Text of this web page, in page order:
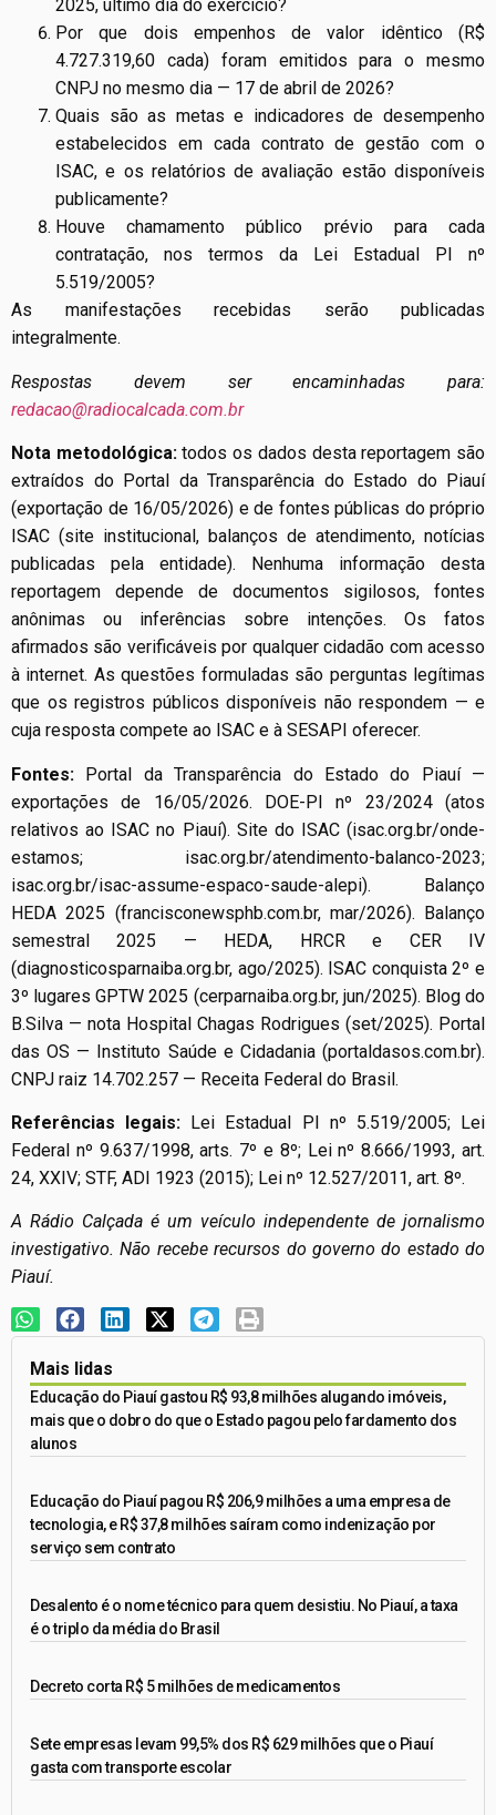
2025, último dia do exercício?
Por que dois empenhos de valor idêntico (R$
4.727.319,60 cada) foram emitidos para o mesmo
CNPJ no mesmo dia — 17 de abril de 2026?
Quais são as metas e indicadores de desempenho
estabelecidos em cada contrato de gestão com o
ISAC, e os relatórios de avaliação estão disponíveis
publicamente?
Houve chamamento público prévio para cada
contratação, nos termos da Lei Estadual PI nº
5.519/2005?
As manifestações recebidas serão publicadas
integralmente.
Respostas devem ser encaminhadas para:
redacao@radiocalcada.com.br
Nota metodológica:todos os dados desta reportagem são
extraídos do Portal da Transparência do Estado do Piauí
(exportação de 16/05/2026) e de fontes públicas do próprio
ISAC (site institucional, balanços de atendimento, notícias
publicadas pela entidade). Nenhuma informação desta
reportagem depende de documentos sigilosos, fontes
anônimas ou inferências sobre intenções. Os fatos
afirmados são verificáveis por qualquer cidadão com acesso
à internet. As questões formuladas são perguntas legítimas
que os registros públicos disponíveis não respondem — e
cuja resposta compete ao ISAC e à SESAPI oferecer.
Fontes: Portal da Transparência do Estado do Piauí —
exportações de 16/05/2026. DOE-PI nº 23/2024 (atos
relativos ao ISAC no Piauí). Site do ISAC (isac.org.br/onde-
estamos; isac.org.br/atendimento-balanco-2023;
isac.org.br/isac-assume-espaco-saude-alepi). Balanço
HEDA 2025 (francisconewsphb.com.br, mar/2026). Balanço
semestral 2025 — HEDA, HRCR e CER IV
(diagnosticosparnaiba.org.br, ago/2025). ISAC conquista 2º e
3º lugares GPTW 2025 (cerparnaiba.org.br, jun/2025). Blog do
B.Silva — nota Hospital Chagas Rodrigues (set/2025). Portal
das OS — Instituto Saúde e Cidadania (portaldasos.com.br).
CNPJ raiz 14.702.257 — Receita Federal do Brasil.
Referências legais: Lei Estadual PI nº 5.519/2005; Lei
Federal nº 9.637/1998, arts. 7º e 8º; Lei nº 8.666/1993, art.
24, XXIV; STF, ADI 1923 (2015); Lei nº 12.527/2011, art. 8º.
A Rádio Calçada é um veículo independente de jornalismo
investigativo. Não recebe recursos do governo do estado do
Piauí.
Mais lidas
Educação do Piauí gastou R$ 93,8 milhões alugando imóveis,
mais que o dobro do que o Estado pagou pelo fardamento dos
alunos
Educação do Piauí pagou R$ 206,9 milhões a uma empresa de
tecnologia, e R$ 37,8 milhões saíram como indenização por
serviço sem contrato
Desalento é o nome técnico para quem desistiu. No Piauí, a taxa
é o triplo da média do Brasil
Decreto corta R$ 5 milhões de medicamentos
Sete empresas levam 99,5% dos R$ 629 milhões que o Piauí
gasta com transporte escolar